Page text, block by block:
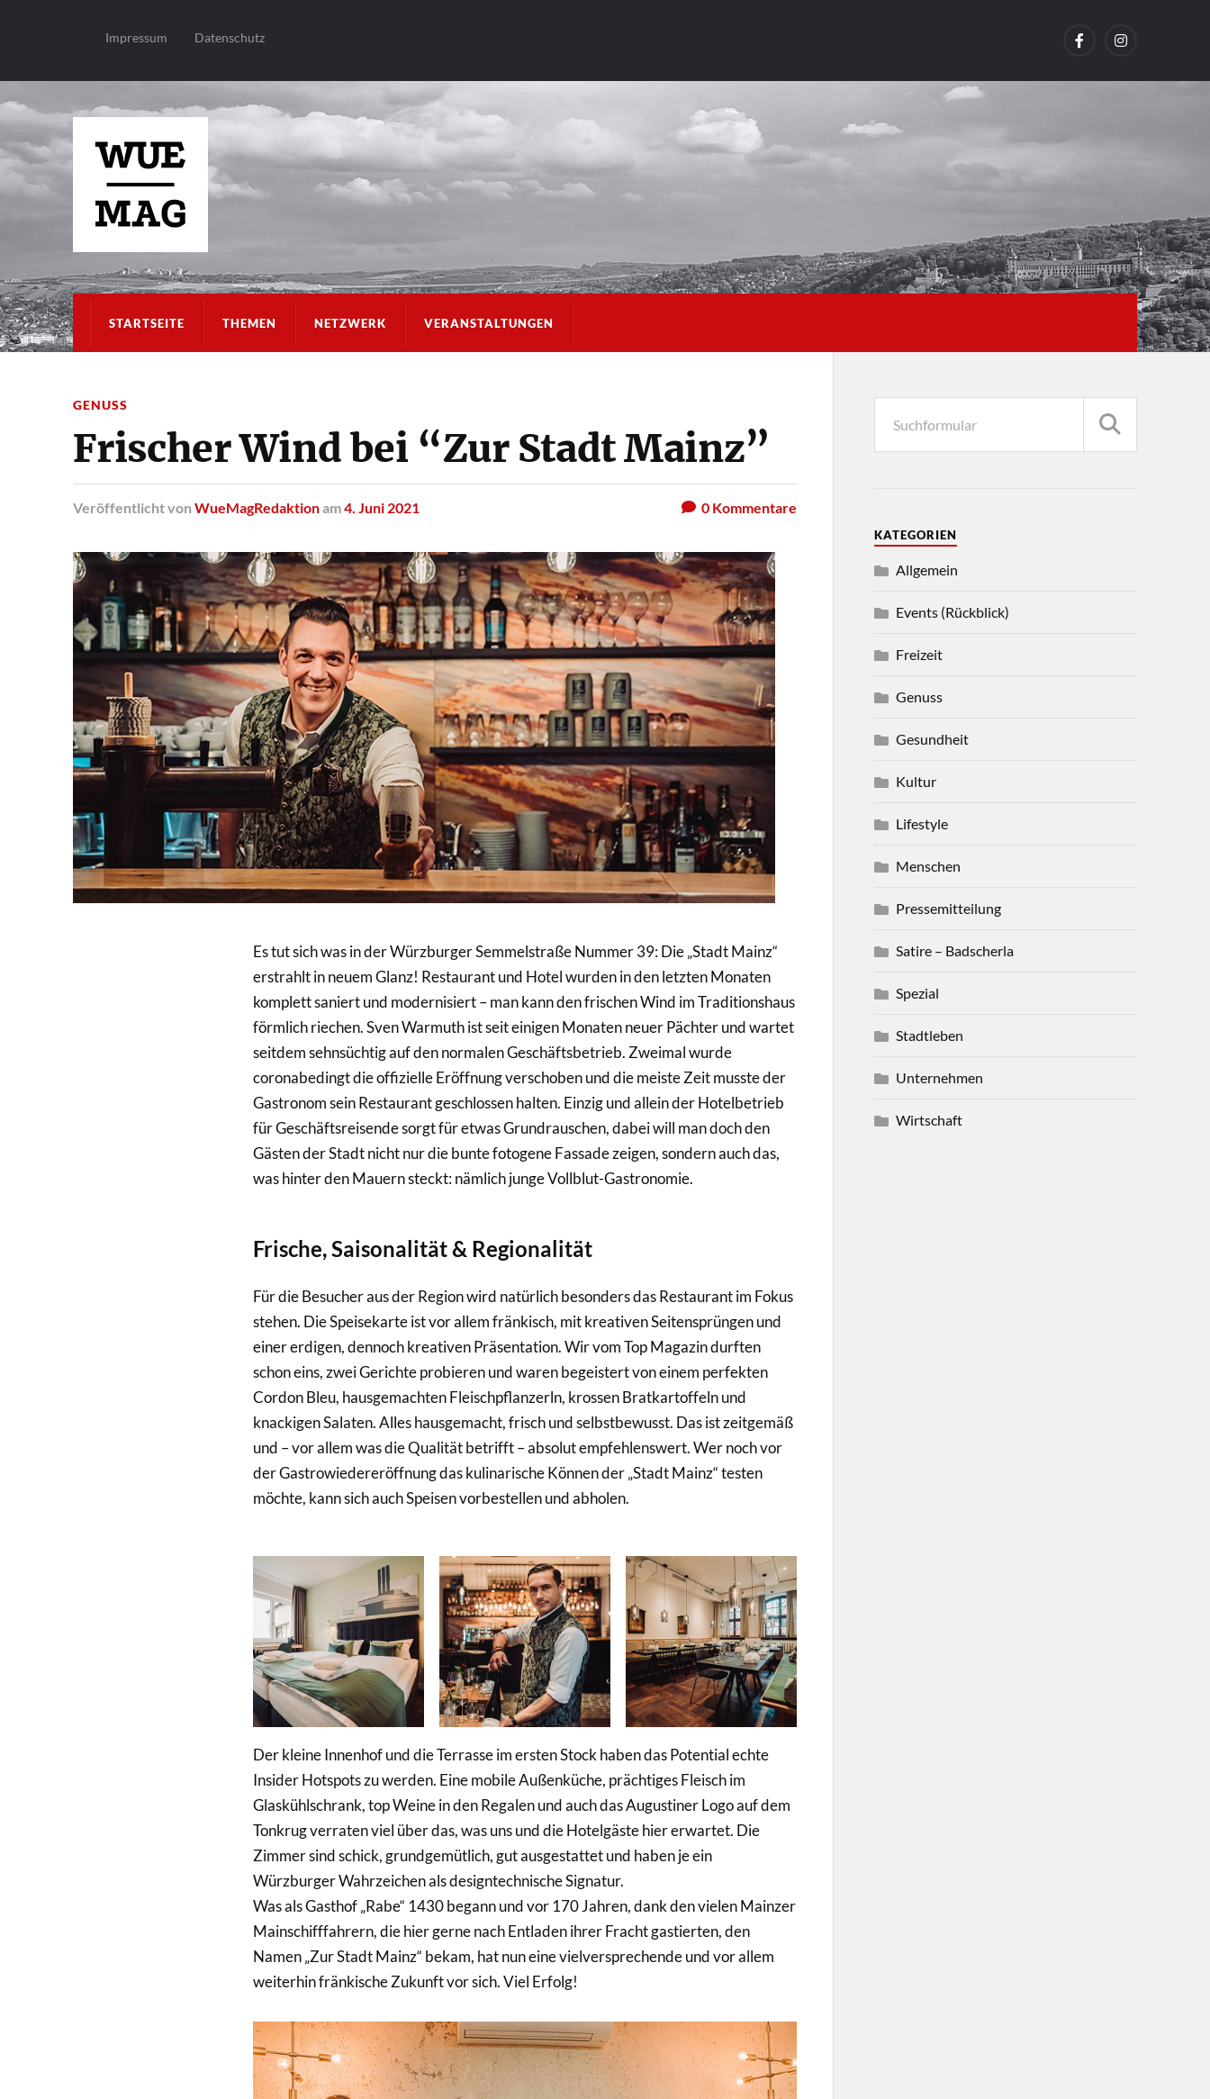
Impressum Datenschutz
STARTSEITE THEMEN NETZWERK VERANSTALTUNGEN
GENUSS
Frischer Wind bei “Zur Stadt Mainz”
Veröffentlichtvon WueMagRedaktionam4. Juni 2021 0Kommentare
Es tut sich was in der Würzburger Semmelstraße Nummer 39: Die „Stadt Mainz“
erstrahlt in neuem Glanz! Restaurant und Hotel wurden in den letzten Monaten
komplett saniert und modernisiert – man kann den frischen Wind im Traditionshaus
förmlich riechen. Sven Warmuth ist seit einigen Monaten neuer Pächter und wartet
seitdem sehnsüchtig auf den normalen Geschäftsbetrieb. Zweimal wurde
coronabedingt die offizielle Eröffnung verschoben und die meiste Zeit musste der
Gastronom sein Restaurant geschlossen halten. Einzig und allein der Hotelbetrieb
für Geschäftsreisende sorgt für etwas Grundrauschen, dabei will man doch den
Gästen der Stadt nicht nur die bunte fotogene Fassade zeigen, sondern auch das,
was hinter den Mauern steckt: nämlich junge Vollblut-Gastronomie.
Frische, Saisonalität & Regionalität
Für die Besucher aus der Region wird natürlich besonders das Restaurant im Fokus
stehen. Die Speisekarte ist vor allem fränkisch, mit kreativen Seitensprüngen und
einer erdigen, dennoch kreativen Präsentation. Wir vom Top Magazin durften
schon eins, zwei Gerichte probieren und waren begeistert von einem perfekten
Cordon Bleu, hausgemachten Fleischpflanzerln, krossen Bratkartoffeln und
knackigen Salaten. Alles hausgemacht, frisch und selbstbewusst. Das ist zeitgemäß
und – vor allem was die Qualität betrifft – absolut empfehlenswert. Wer noch vor
der Gastrowiedereröffnung das kulinarische Können der „Stadt Mainz“ testen
möchte, kann sich auch Speisen vorbestellen und abholen.
Der kleine Innenhof und die Terrasse im ersten Stock haben das Potential echte
Insider Hotspots zu werden. Eine mobile Außenküche, prächtiges Fleisch im
Glaskühlschrank, top Weine in den Regalen und auch das Augustiner Logo auf dem
Tonkrug verraten viel über das, was uns und die Hotelgäste hier erwartet. Die
Zimmer sind schick, grundgemütlich, gut ausgestattet und haben je ein
Würzburger Wahrzeichen als designtechnische Signatur.
Was als Gasthof „Rabe“ 1430 begann und vor 170 Jahren, dank den vielen Mainzer
Mainschifffahrern, die hier gerne nach Entladen ihrer Fracht gastierten, den
Namen „Zur Stadt Mainz“ bekam, hat nun eine vielversprechende und vor allem
weiterhin fränkische Zukunft vor sich. Viel Erfolg!
KATEGORIEN
Allgemein
Events (Rückblick)
Freizeit
Genuss
Gesundheit
Kultur
Lifestyle
Menschen
Pressemitteilung
Satire – Badscherla
Spezial
Stadtleben
Unternehmen
Wirtschaft